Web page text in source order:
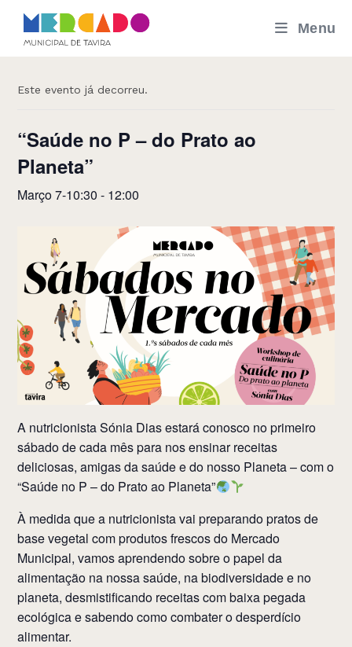
content
Menu
« Todos os Eventos
Este evento já decorreu.
“Saúde no P – do Prato ao
Planeta”
Março 7-10:30 - 12:00
A nutricionista Sónia Dias estará conosco no primeiro
sábado de cada mês para nos ensinar receitas
deliciosas, amigas da saúde e do nosso Planeta – com o
“Saúde no P – do Prato ao Planeta”
À medida que a nutricionista vai preparando pratos de
base vegetal com produtos frescos do Mercado
Municipal, vamos aprendendo sobre o papel da
alimentação na nossa saúde, na biodiversidade e no
planeta, desmistificando receitas com baixa pegada
ecológica e sabendo como combater o desperdício
alimentar.